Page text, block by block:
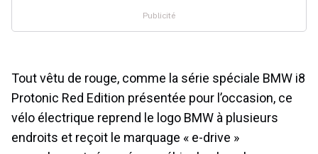
Tout vêtu de rouge, comme la série spéciale BMW i8
Protonic Red Edition présentée pour l’occasion, ce
vélo électrique reprend le logo BMW à plusieurs
endroits et reçoit le marquage « e-drive »